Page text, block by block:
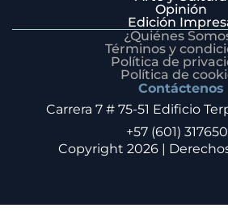
Opinión
Edición
¿Quiénes
Términos y
Política de
Política de
Contáctenos
Carrera 7 # 75-51 Edificio
+57 (601)
Copyright 2026 |